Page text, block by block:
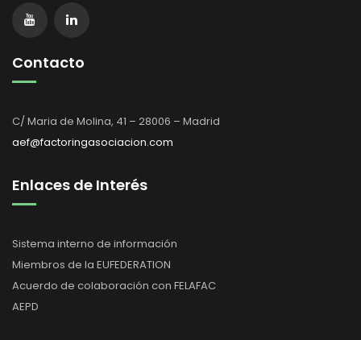
Contacto
C/ Maria de Molina, 41 – 28006 – Madrid
aef@factoringasociacion.com
Enlaces de Interés
Sistema interno de información
Miembros de la EUFEDERATION
Acuerdo de colaboración con FELAFAC
AEPD